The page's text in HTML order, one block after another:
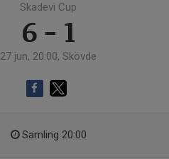
Skadevi Cup
6 - 1
27 jun, 20:00, Skövde
Samling 20:00